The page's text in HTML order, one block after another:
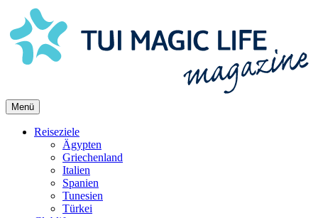
content
Menü
Reiseziele
Ägypten
Griechenland
Italien
Spanien
Tunesien
Türkei